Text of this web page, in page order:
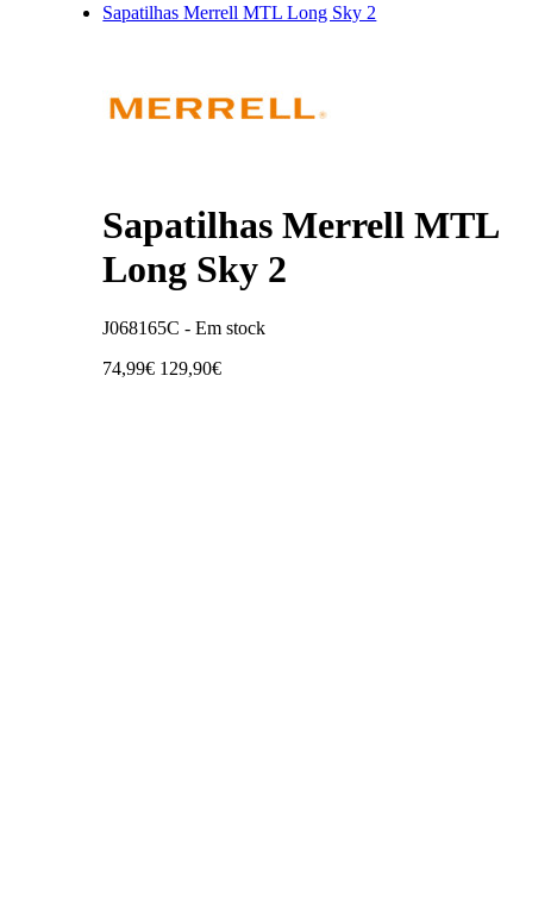
Sapatilhas Merrell MTL Long Sky 2
Sapatilhas Merrell MTL
Long Sky 2
J068165C -Em stock
74,99€ 129,90€